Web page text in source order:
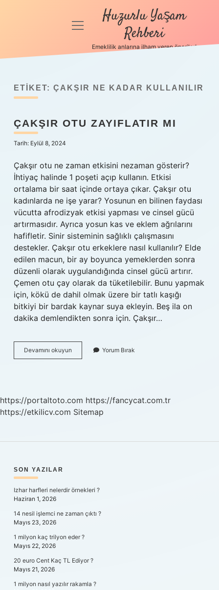
Anasayfa
Politikası
Hakkımızda
menüyü
Huzurlu Yaşam
Rehberi
Emeklilik anlarına ilham veren öneriler!
ETIKET: ÇAKŞIR NE KADAR KULLANILIR
ÇAKŞIR OTU ZAYIFLATIR MI
Tarih: Eylül 8, 2024
Çakşır otu ne zaman etkisini nezaman gösterir?
İhtiyaç halinde 1 poşeti açıp kullanın. Etkisi
ortalama bir saat içinde ortaya çıkar. Çakşır otu
kadınlarda ne işe yarar? Yosunun en bilinen faydası
vücutta afrodizyak etkisi yapması ve cinsel gücü
artırmasıdır. Ayrıca yosun kas ve eklem ağrılarını
hafifletir. Sinir sisteminin sağlıklı çalışmasını
destekler. Çakşır otu erkeklere nasıl kullanılır? Elde
edilen macun, bir ay boyunca yemeklerden sonra
düzenli olarak uygulandığında cinsel gücü artırır.
Çemen otu çay olarak da tüketilebilir. Bunu yapmak
için, kökü de dahil olmak üzere bir tatlı kaşığı
bitkiyi bir bardak kaynar suya ekleyin. Beş ila on
dakika demlendikten sonra için. Çakşır…
Devamını okuyun
Otu
Yorum Bırak
https://portaltoto.com https://fancycat.com.tr
https://etkilicv.com Sitemap
SIDEBAR
SON YAZILAR
Izhar harfleri nelerdir örnekleri ?
Haziran 1, 2026
14 nesil işlemci ne zaman çıktı ?
Mayıs 23, 2026
1 milyon kaç trilyon eder ?
Mayıs 22, 2026
20 euro Cent Kaç TL Ediyor ?
Mayıs 21, 2026
1 milyon nasıl yazılır rakamla ?